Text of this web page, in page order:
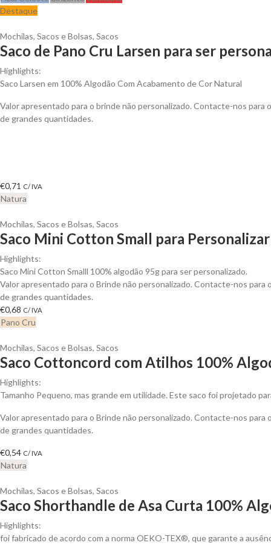
Destaque
Mochilas, Sacos e Bolsas, Sacos
Saco de Pano Cru Larsen para ser
Highlights:
Saco Larsen em 100% Algodão Com Acabamento de Cor Natural
Valor apresentado para o brinde não personalizado. Contacte-nos para
de grandes quantidades.
€0,71 C/ IVA
Natura
Mochilas, Sacos e Bolsas, Sacos
Saco Mini Cotton Small para Personalizar
Highlights:
Saco Mini Cotton Smalll 100% algodão 95g para ser personalizado.
Valor apresentado para o Brinde não personalizado. Contacte-nos
de grandes quantidades.
€0,68 C/ IVA
Pano Cru
Mochilas, Sacos e Bolsas, Sacos
Saco Cottoncord com Atilhos 100%
Highlights:
Tamanho Pequeno, mas grande em utilidade. Este saco foi projetado
Valor apresentado para o Brinde não personalizado. Contacte-nos
de grandes quantidades.
€0,54 C/ IVA
Natura
Mochilas, Sacos e Bolsas, Sacos
Saco Shorthandle de Asa Curta 100%
Highlights:
foi fabricado de acordo com a norma OEKO-TEX®, que garante a